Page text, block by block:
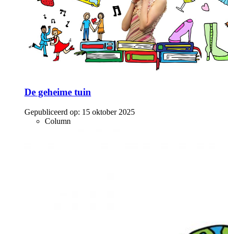
De geheime tuin
Gepubliceerd op: 15 oktober 2025
Column